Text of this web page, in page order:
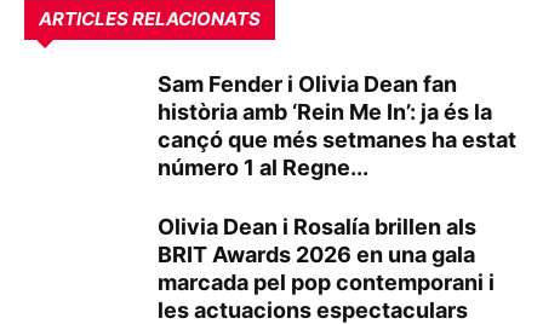
ARTICLES RELACIONATS
Sam Fender i Olivia Dean fan
història amb ‘Rein Me In’: ja és la
cançó que més setmanes ha estat
número 1 al Regne...
Olivia Dean i Rosalía brillen als
BRIT Awards 2026 en una gala
marcada pel pop contemporani i
les actuacions espectaculars